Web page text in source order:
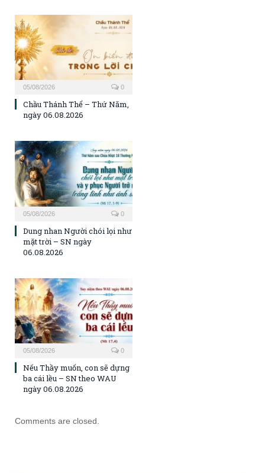
05/08/2026 0
Chầu Thánh Thể – Thứ Năm,
ngày 06.08.2026
05/08/2026 0
Dung nhan Người chói lọi như
mặt trời – SN ngày
06.08.2026
05/08/2026 0
Nếu Thầy muốn, con sẽ dựng
ba cái lều – SN theo WAU
ngày 06.08.2026
Comments are closed.